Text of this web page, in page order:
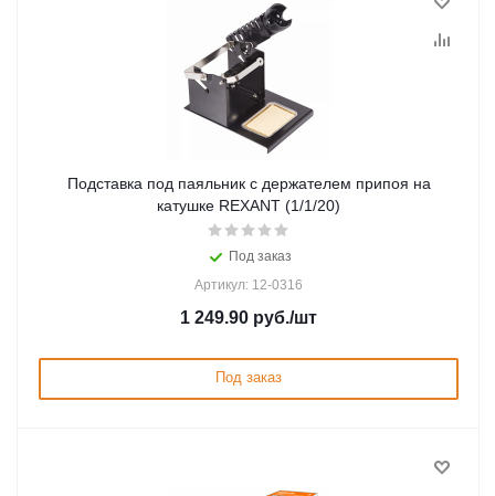
Подставка под паяльник c держателем припоя на
катушке REXANT (1/1/20)
Под заказ
Артикул: 12-0316
1 249.90 руб./шт
Под заказ